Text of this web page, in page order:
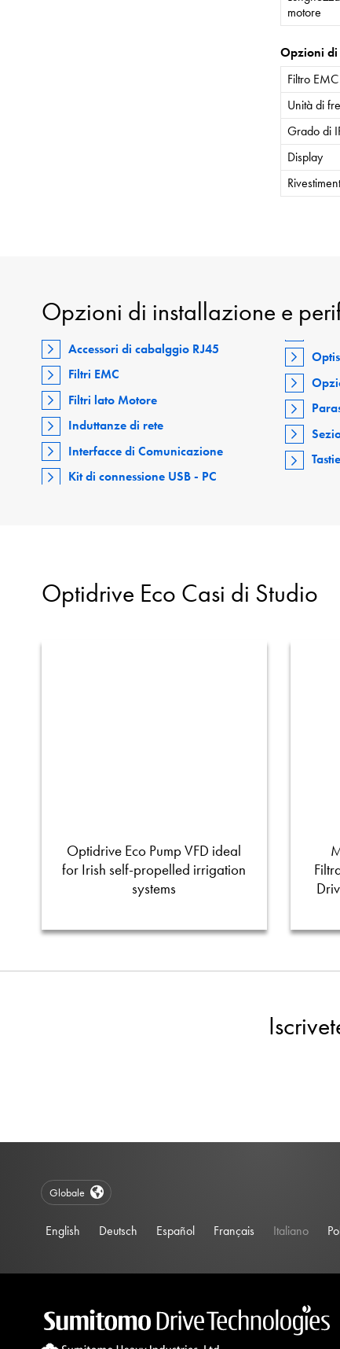
motore
Opzioni di
Filtro EMC
Unità di
Grado di
Display
Opzioni di installazione e
Accessori di cabalggio RJ45
Filtri EMC
Filtri lato Motore
Induttanze di rete
Interfacce di Comunicazione
Kit di connessione USB - PC
Optidrive Eco Casi di Studio
Optidrive Eco Pump VFD ideal
for Irish self-propelled irrigation
systems
Globale
English Deutsch Español Français Italiano